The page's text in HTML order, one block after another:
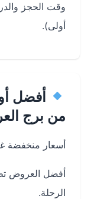
وقت الحجز والدرجة
أفضل
من برج العرب
أسعار منخفضة غالبًا
الرحلة.